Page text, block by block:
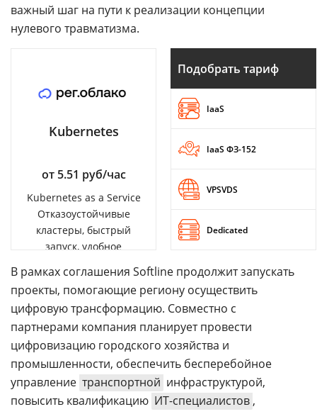
важный шаг на пути к реализации концепции
нулевого травматизма.
Kubernetes
от 5.51 руб/час
Kubernetes as a Service
Отказоустойчивые
кластеры, быстрый
запуск, удобное
Подобрать тариф
IaaS
IaaS ФЗ-152
VPSVDS
Dedicated
В рамках соглашения Softline продолжит запускать
проекты, помогающие региону осуществить
цифровую трансформацию. Совместно с
партнерами компания планирует провести
цифровизацию городского хозяйства и
промышленности, обеспечить бесперебойное
управление транспортной инфраструктурой,
повысить квалификацию ИТ-специалистов ,